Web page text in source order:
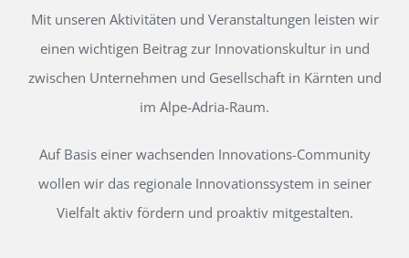
Mit unseren Aktivitäten und Veranstaltungen leisten wir
einen wichtigen Beitrag zur Innovationskultur in und
zwischen Unternehmen und Gesellschaft in Kärnten und
im Alpe-Adria-Raum.
Auf Basis einer wachsenden Innovations-Community
wollen wir das regionale Innovationssystem in seiner
Vielfalt aktiv fördern und proaktiv mitgestalten.